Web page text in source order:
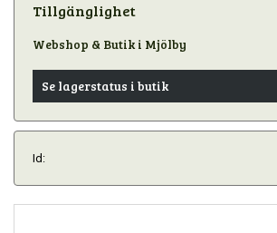
Tillgänglighet
Webshop & Butik i Mjölby
Se lagerstatus i butik
Id: